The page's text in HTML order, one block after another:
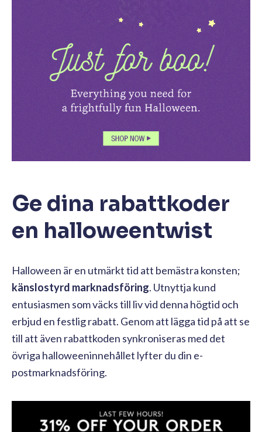
Ge dina rabattkoder
en halloweentwist
Halloween är en utmärkt tid att bemästra konsten;
känslostyrd marknadsföring. Utnyttja kund
entusiasmen som väcks till liv vid denna högtid och
erbjud en festlig rabatt. Genom att lägga tid på att se
till att även rabattkoden synkroniseras med det
övriga halloweeninnehållet lyfter du din e-
postmarknadsföring.